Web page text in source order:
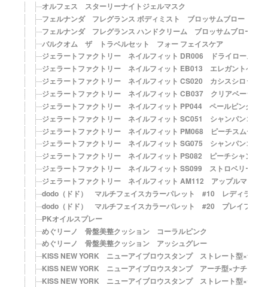
オルフェス スターリーナイトジェルマスク
フェルナンダ フレグランス ボディミスト ブロッサムブロー
フェルナンダ フレグランス ハンドクリーム ブロッサムブロー
バルクオム ザ トラベルセット フォー フェイスケア
ジェラートファクトリー ネイルフィット DR006 ドライローズシ
ジェラートファクトリー ネイルフィット EB013 エレガントベー
ジェラートファクトリー ネイルフィット CS020 カシスシロップ
ジェラートファクトリー ネイルフィット CB037 クリアベージュ
ジェラートファクトリー ネイルフィット PP044 ペールピンクシ
ジェラートファクトリー ネイルフィット SC051 シャンパンコー
ジェラートファクトリー ネイルフィット PM068 ピーチスムージー
ジェラートファクトリー ネイルフィット SG075 シャンパンゴー
ジェラートファクトリー ネイルフィット PS082 ピーチシャンパン
ジェラートファクトリー ネイルフィット SS099 ストロベリースパ
ジェラートファクトリー ネイルフィット AM112 アップルマンゴ
dodo（ドド） マルチフェイスカラーパレット #10 レディライク
dodo（ドド） マルチフェイスカラーパレット #20 プレイフルレ
PKオイルスプレー
めぐリーノ 骨盤美整クッション コーラルピンク
めぐリーノ 骨盤美整クッション アッシュグレー
KISS NEW YORK ニューアイブロウスタンプ ストレート型×ナチ
KISS NEW YORK ニューアイブロウスタンプ アーチ型×ナチュラ
KISS NEW YORK ニューアイブロウスタンプ ストレート型×ディ